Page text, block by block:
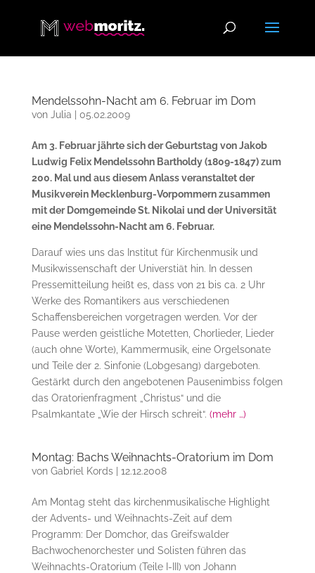
Mendelssohn-Nacht am 6. Februar im Dom
von Julia 05.02.2009
Am 3. Februar jährte sich der Geburtstag von Jakob
Ludwig Felix Mendelssohn Bartholdy (1809-1847) zum
200. Mal und aus diesem Anlass veranstaltet der
Musikverein Mecklenburg-Vorpommern zusammen
mit der Domgemeinde St. Nikolai und der Universität
eine Mendelssohn-Nacht am 6. Februar.
Darauf wies uns das Institut für Kirchenmusik und
Musikwissenschaft der Universtiät hin. In dessen
Pressemitteilung heißt es, dass von 21 bis ca. 2 Uhr
Werke des Romantikers aus verschiedenen
Schaffensbereichen vorgetragen werden. Vor der
Pause werden geistliche Motetten, Chorlieder, Lieder
(auch ohne Worte), Kammermusik, eine Orgelsonate
und Teile der 2. Sinfonie (Lobgesang) dargeboten.
Gestärkt durch den angebotenen Pausenimbiss folgen
das Oratorienfragment „Christus“ und die
Psalmkantate „Wie der Hirsch schreit“. (mehr …)
Montag: Bachs Weihnachts-Oratorium im Dom
von Gabriel Kords| 12.12.2008
Am Montag steht das kirchenmusikalische Highlight
der Advents- und Weihnachts-Zeit auf dem
Programm: Der Domchor, das Greifswalder
Bachwochenorchester und Solisten führen das
Weihnachts-Oratorium (Teile I-III) von Johann